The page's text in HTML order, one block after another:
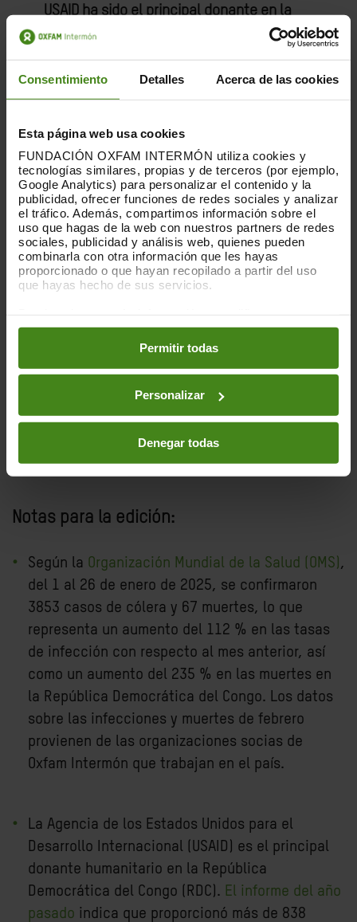
Consentimiento Detalles Acerca de las cookies
Esta página web usa cookies
FUNDACIÓN OXFAM INTERMÓN utiliza cookies y
tecnologías similares, propias y de terceros (por ejemplo,
Google Analytics) para personalizar el contenido y la
publicidad, ofrecer funciones de redes sociales y analizar
el tráfico. Además, compartimos información sobre el
uso que hagas de la web con nuestros partners de redes
sociales, publicidad y análisis web, quienes pueden
combinarla con otra información que les hayas
proporcionado o que hayan recopilado a partir del uso
que hayas hecho de sus servicios.
preferencias accediendo a nuestraPolítica de Cookieso
en los botones facilitados a continuación:
Permitir todas
Personalizar
Denegar todas
USAID ha sido el principal donante en la
; la
incluida Oxfam Intermón, dependieron de
su financiación para brindar asistencia
vital. La comunidad internacional debe
colapsandorápidamente en la República
Democrática del Congo. Cada momento de
inacción significa que se pierden más
vidas que podrían salvarse, añadió
Mangundu.
Elcierre de bancos e instituciones de
microfinanzas ha agravado la situación,
paralizando la distribución de ayuda de
emergencia mediante transferencias de
Goma y Kavumu tambiénha disparado los
precios de los alimentos, haciéndolos
personas.
Notas para la edición:
Según la Organización Mundial de la Salud (OMS) ,
del 1 al 26 de enero de 2025, se confirmaron
3853 casos de cólera y 67 muertes, lo que
representa un aumento del 112 % en las tasas
de infección con respecto al mes anterior, así
como un aumento del 235 % en las muertes en
la República Democrática del Congo. Los datos
sobre las infecciones y muertes de febrero
provienen de las organizaciones socias de
Oxfam Intermón que trabajan en el país.
La Agencia de los Estados Unidos para el
Desarrollo Internacional (USAID) es el principal
donante humanitario en la República
Democrática del Congo (RDC). El informe del año
pasado indica que proporcionó más de 838